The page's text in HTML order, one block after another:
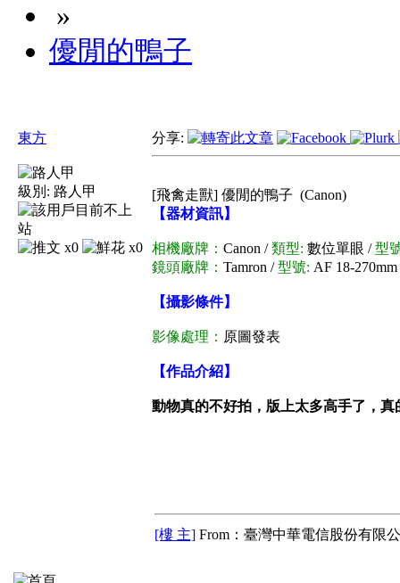
»
優閒的鴨子
東方
級別: 路人甲
x0 x0
分享:
[飛禽走獸] 優閒的鴨子 (Canon)
【器材資訊】
相機廠牌： Canon /類型: 數位單眼 /型
鏡頭廠牌： Tamron /型號: AF 18-
【攝影條件】
影像處理： 原圖發表
【作品介紹】
動物真的不好拍，版上太多高手了，真
[樓 主] From：臺灣中華電信股份有限